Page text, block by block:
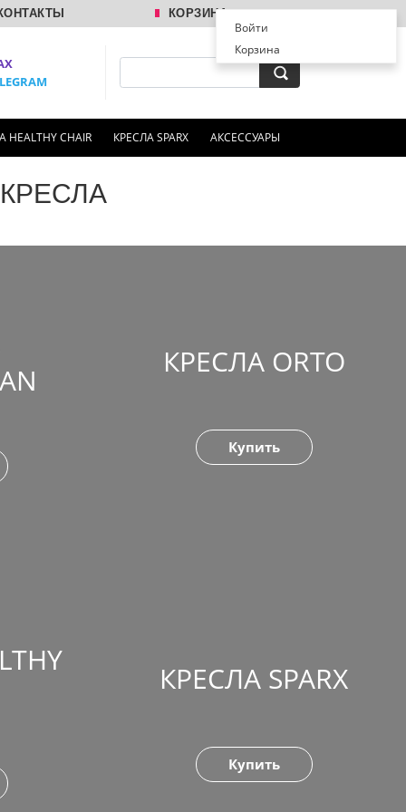
КОРЗИНА
HEALTHY CHAIR КРЕСЛА SPARX АКСЕССУАРЫ
КРЕСЛА ORTO
Купить
КРЕСЛА SPARX
Купить
Войти
Корзина